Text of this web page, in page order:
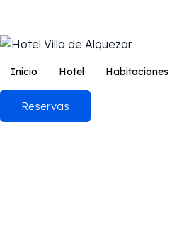
Inicio Hotel Habitaciones
Reservas